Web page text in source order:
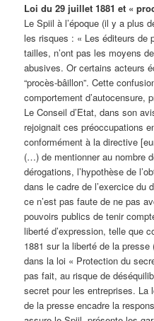
Loi du 29 juillet 1881 et «
Le Spiil à l’époque (il y a plus
les risques : « Les éditeurs de
tailles, n’ont pas les moyens
abusives. Or certains acteurs
“procès-bâillon”. Cette
comportement d’autocensure,
Le Conseil d’Etat, dans son
rejoignait ces préoccupations
conformément à la directive
(…) de mentionner au nombre
dérogations, l’hypothèse de
dans le cadre de l’exercice du
ce n’est pas faute de ne pas
pouvoirs publics de tenir
liberté d’expression, telle que
1881 sur la liberté de la presse
dans la loi « Protection du
pas fait, au risque de
secret pour les entreprises. La
de la presse encadre la